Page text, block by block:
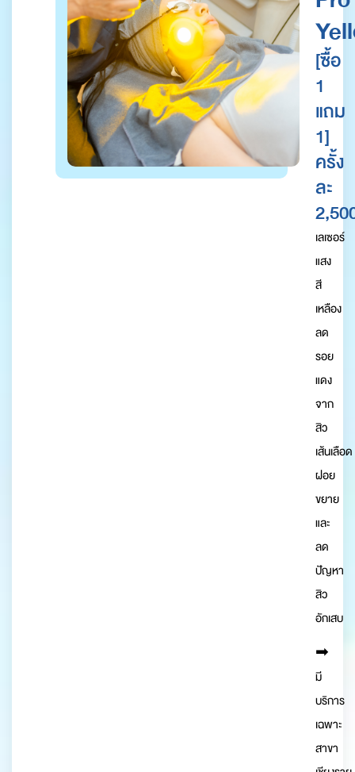
[ซื้อ
1
แถม
1]
ครั้ง
ละ
เลเซอร์
แสง
สี
เหลือง
ลด
รอย
แดง
จาก
สิว
เส้นเลือด
ฝอย
ขยาย
และ
ลด
ปัญหา
สิว
อักเสบ
➡︎
มี
บริการ
เฉพาะ
สาขา